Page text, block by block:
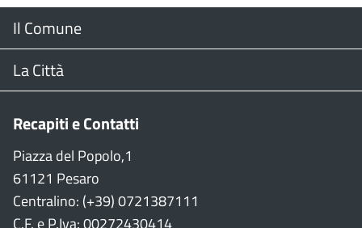
Menu
Footer
Il Comune
Il Sindaco
Consiglio Comunale
CON
La Città
Stradario
WiFi
Recapiti e Contatti
Piazza del Popolo,1
61121 Pesaro
Centralino: (+39) 0721387111
C.F. e P.Iva: 00272430414